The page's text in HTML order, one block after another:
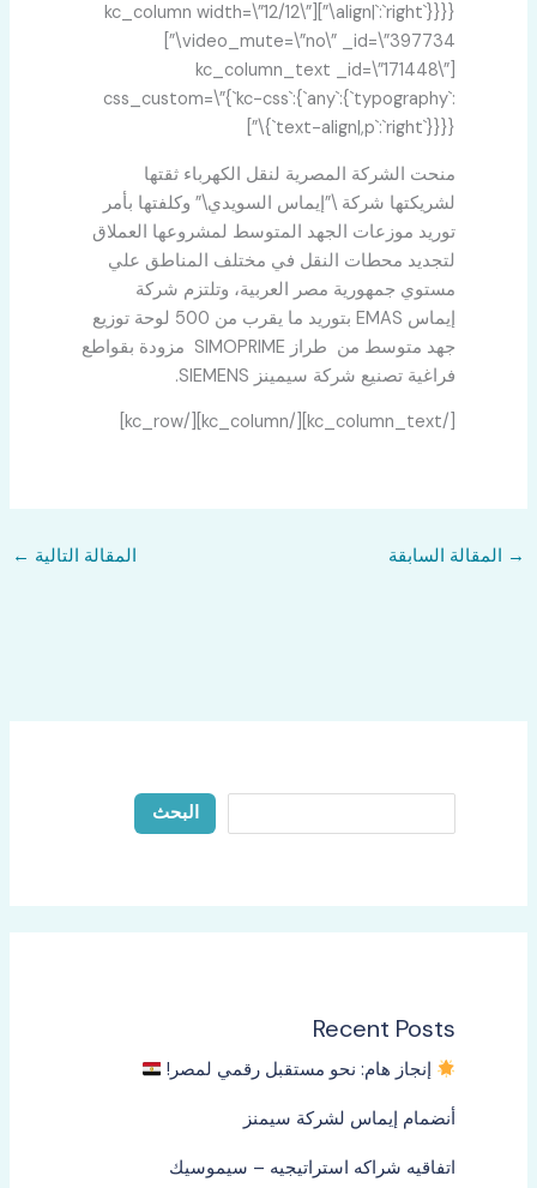
align|`:`right`}}}}\”][kc_column width=\”12/12\”
video_mute=\”no\” _id=\”397734\”]
[kc_column_text _id=\”171448\”
css_custom=\”{`kc-css`:{`any`:{`typography`:
{`text-align|,p`:`right`}}}}\”]
منحت الشركة المصرية لنقل الكهرباء ثقتها
لشريكتها شركة \”إيماس السويدي\” وكلفتها بأمر
توريد موزعات الجهد المتوسط لمشروعها العملاق
لتجديد محطات النقل في مختلف المناطق علي
مستوي جمهورية مصر العربية، وتلتزم شركة
إيماس
بتوريد ما يقرب من
لوحة توزيع
جهد متوسط من طراز
مزودة بقواطع
فراغية تصنيع شركة سيمينز
[/kc_column_text][/kc_column][/kc_row]
→ المقالة السابقة المقالة التالية ←
البحث
Recent Posts
إنجاز هام: نحو مستقبل رقمي لمصر!
أنضمام إيماس لشركة سيمنز
اتفاقيه شراكه استراتيجيه – سيموسيك